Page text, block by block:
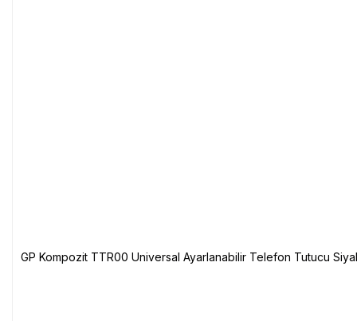
GP Kompozit TTR00 Universal Ayarlanabilir Telefon Tutucu